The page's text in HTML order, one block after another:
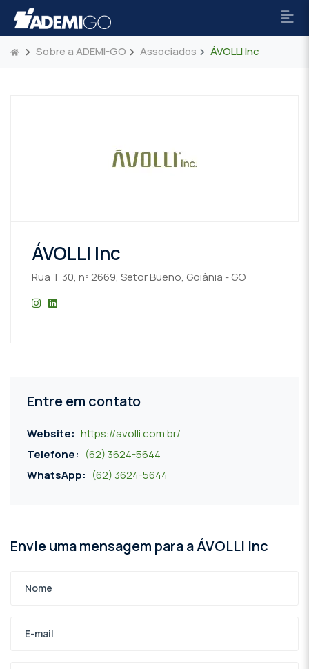
Sobre a ADEMI-GO Associados ÁVOLLI Inc
ÁVOLLI Inc
Rua T 30, nº 2669, Setor Bueno, Goiânia - GO
Entre em contato
Website: https://avolli.com.br/
Telefone: (62) 3624-5644
WhatsApp: (62) 3624-5644
Envie uma mensagem para a ÁVOLLI Inc